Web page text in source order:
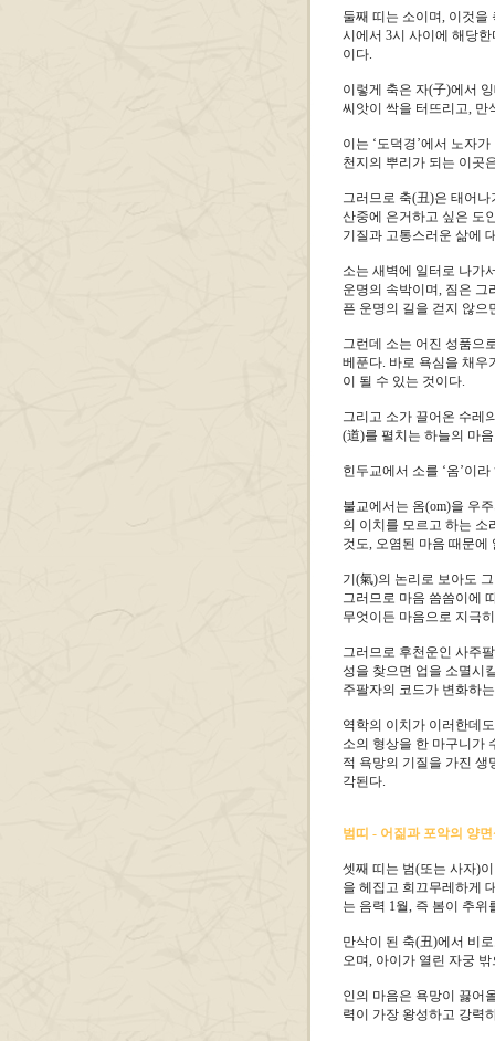
둘째 띠는 소이며, 이것을
시에서 3시 사이에 해당
이다.
이렇게 축은 자(子)에서
씨앗이 싹을 터뜨리고, 만
이는 ‘도덕경’에서 노자
천지의 뿌리가 되는 이곳
그러므로 축(丑)은 태어
산중에 은거하고 싶은 도
기질과 고통스러운 삶에
소는 새벽에 일터로 나가
운명의 속박이며, 짐은 그
픈 운명의 길을 걷지 않으
그런데 소는 어진 성품으
베푼다. 바로 욕심을 채우
이 될 수 있는 것이다.
그리고 소가 끌어온 수레
(道)를 펼치는 하늘의 마
힌두교에서 소를 ‘옴’이
불교에서는 옴(om)을 우
의 이치를 모르고 하는
것도, 오염된 마음 때문에
기(氣)의 논리로 보아도
그러므로 마음 씀씀이에
무엇이든 마음으로 지극
그러므로 후천운인 사주
성을 찾으면 업을 소멸시
주팔자의 코드가 변화하
역학의 이치가 이러한데
소의 형상을 한 마구니가
적 욕망의 기질을 가진 생
각된다.
범띠 - 어짊과 포악의 양
셋째 띠는 범(또는 사자)
을 헤집고 희끄무레하게
는 음력 1월, 즉 봄이 추위
만삭이 된 축(丑)에서 비
오며, 아이가 열린 자궁
인의 마음은 욕망이 끓어
력이 가장 왕성하고 강력